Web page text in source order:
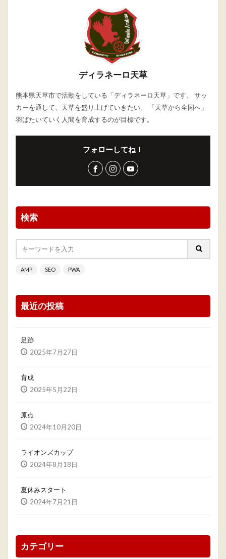
ディラネーロ天草
熊本県天草市で活動をしている「ディラネーロ天草」です。 サッ
カーを通して、天草を盛り上げていきたい。 「天草から全国へ」
羽ばたいていく人間を育成するのが目標です。
フォローしてね！
検索
AMP SEO PWA
最近の投稿
足跡
2025年7月27日
育成
2025年5月22日
原点
2024年10月20日
ライオンズカップ
2024年8月18日
夏休みスタート
2024年7月21日
カテゴリー